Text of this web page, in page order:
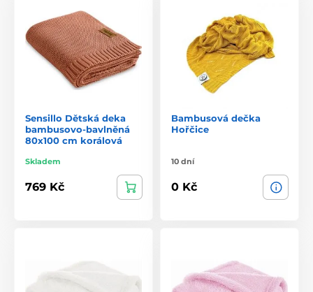
Sensillo Dětská deka
bambusovo-bavlněná
80x100 cm korálová
Skladem
769 Kč
Bambusová dečka
Hořčice
10 dní
0 Kč